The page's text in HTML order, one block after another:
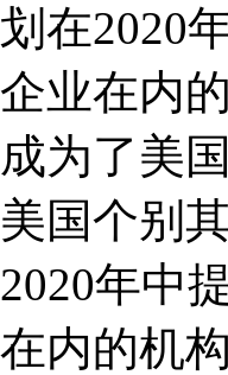
划在2020
企业在内
成为了美
美国个别
2020年中
在内的机